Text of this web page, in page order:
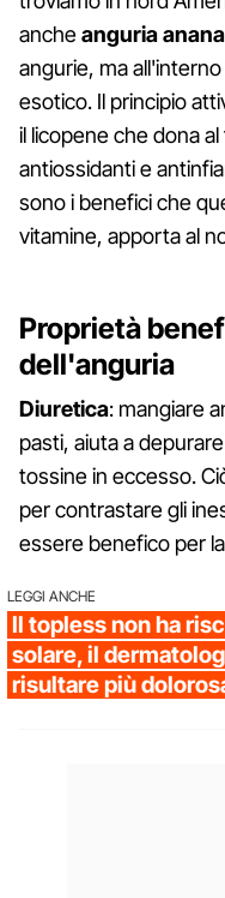
ancheanguria
angurie, ma
esotico. Il principio
il licopene che dona
antiossidanti e
sono i benefici che
vitamine, apporta al
Proprietà
dell'anguria
Diuretica: mangiare
pasti, aiuta a
tossine in eccesso.
per contrastare gli
essere benefico per
LEGGI ANCHE
Il topless non ha
solare, il
risultare più